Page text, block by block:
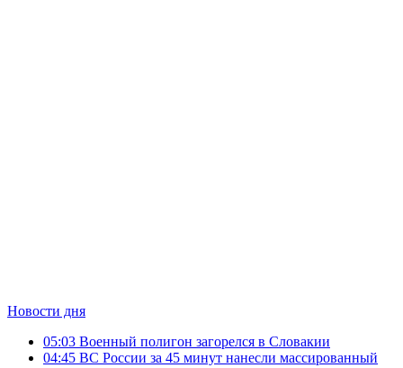
Новости дня
05:03 Военный полигон загорелся в Словакии
04:45 ВС России за 45 минут нанесли массированный